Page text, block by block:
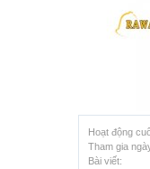
Hoạt động
Tham gia
Bài viết: